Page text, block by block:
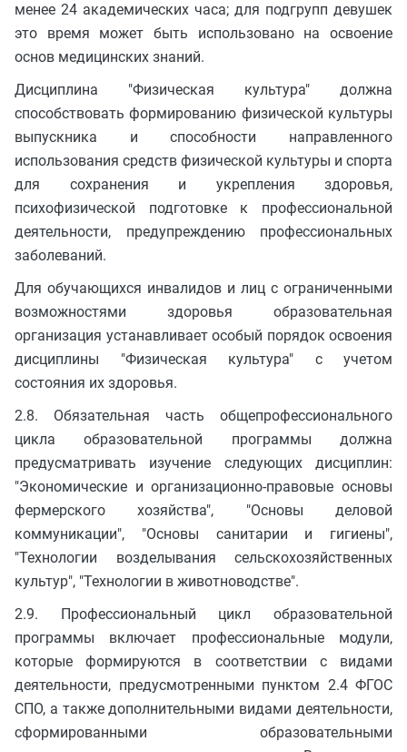
менее 24 академических часа; для подгрупп девушек
это время может быть использовано на освоение
основ медицинских знаний.
Дисциплина "Физическая культура" должна
способствовать формированию физической культуры
выпускника и способности направленного
использования средств физической культуры и спорта
для сохранения и укрепления здоровья,
психофизической подготовке к профессиональной
деятельности, предупреждению профессиональных
заболеваний.
Для обучающихся инвалидов и лиц с ограниченными
возможностями здоровья образовательная
организация устанавливает особый порядок освоения
дисциплины "Физическая культура" с учетом
состояния их здоровья.
2.8. Обязательная часть общепрофессионального
цикла образовательной программы должна
предусматривать изучение следующих дисциплин:
"Экономические и организационно-правовые основы
фермерского хозяйства", "Основы деловой
коммуникации", "Основы санитарии и гигиены",
"Технологии возделывания сельскохозяйственных
культур", "Технологии в животноводстве".
2.9. Профессиональный цикл образовательной
программы включает профессиональные модули,
которые формируются в соответствии с видами
деятельности, предусмотренными пунктом 2.4 ФГОС
СПО, а также дополнительными видами деятельности,
сформированными образовательными